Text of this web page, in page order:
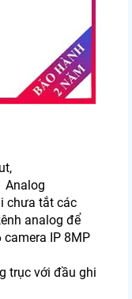
Analog
chưa tắt các
analog để
IP 8MP
trục với đầu ghi